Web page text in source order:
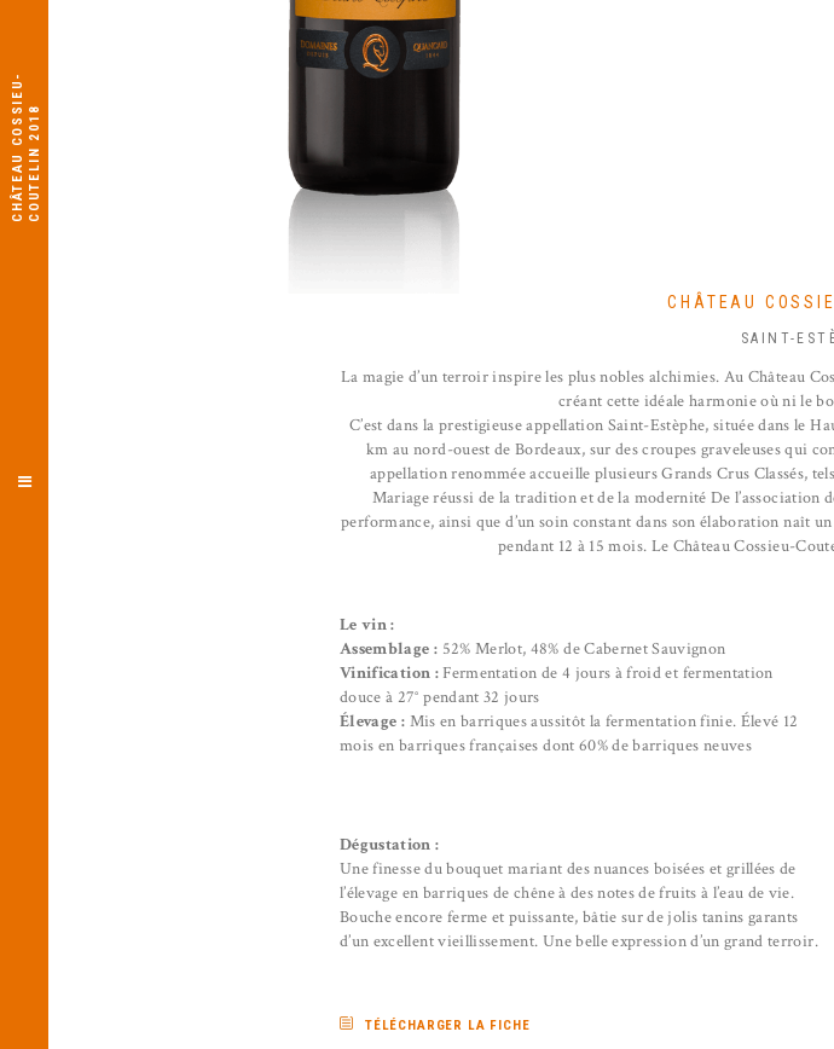
C
H
Â
T
E
A
U
C
O
SS
I
E
U
-
C
O
U
T
E
L
I
N
2
0
18
CHÂTEAU
SAINT-
La magie d’un terroir inspire les plus nobles alchimies. Au Château
créant cette idéale harmonie où ni le
C’est dans la prestigieuse appellation Saint-Estèphe, située dans le
km au nord-ouest de Bordeaux, sur des croupes graveleuses qui
appellation renommée accueille plusieurs Grands Crus Classés,
Mariage réussi de la tradition et de la modernité De
performance, ainsi que d’un soin constant dans son élaboration naît
pendant 12 à 15 mois. Le Château Cossieu-
Le vin :
Assemblage : 52% Merlot, 48% de Cabernet Sauvignon
Vinification :Fermentation de 4 jours à froid et fermentation
douce à 27° pendant 32 jours
Élevage : Mis en barriques aussitôt la fermentation finie. Élevé 12
mois en barriques françaises dont 60% de barriques neuves
Dégustation :
Une finesse du bouquet mariant des nuances boisées et grillées de
l’élevage en barriques de chêne à des notes de fruits à l’eau de vie.
Bouche encore ferme et puissante, bâtie sur de jolis tanins garants
d’un excellent vieillissement. Une belle expression d’un grand terroir.
TÉLÉCHARGER LA FICHE